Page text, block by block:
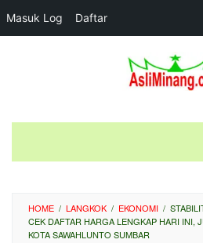
Masuk Log Daftar
HOME / LANGKOK / EKONOMI /
CEK DAFTAR HARGA LENGKAP HARI INI,
KOTA SAWAHLUNTO SUMBAR